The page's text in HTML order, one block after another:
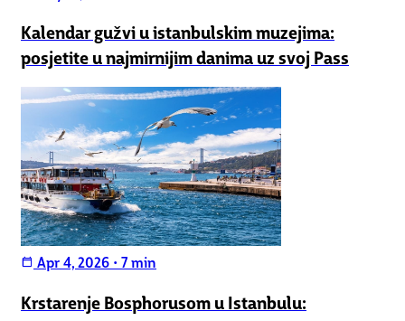
Kalendar gužvi u istanbulskim muzejima:
posjetite u najmirnijim danima uz svoj Pass
calendar_today Apr 4, 2026 • 7 min
Krstarenje Bosphorusom u Istanbulu: